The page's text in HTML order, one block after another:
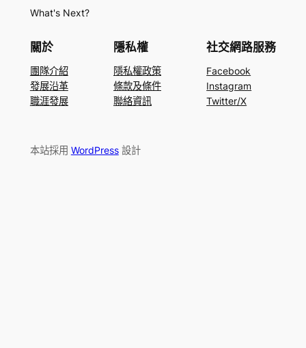
What's Next?
關於
團隊介紹
發展沿革
職涯發展
隱私權
隱私權政策
條款及條件
聯絡資訊
社交網路服務
Facebook
Instagram
Twitter/X
本站採用 WordPress設計